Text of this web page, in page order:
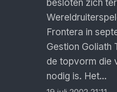
besloten zich
Frontera in
Gestion Goliath
de topvorm die
nodig is. Het...